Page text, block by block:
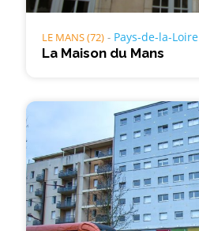
LE MANS (72) Pays-de-la-Loire
La Maison du Mans